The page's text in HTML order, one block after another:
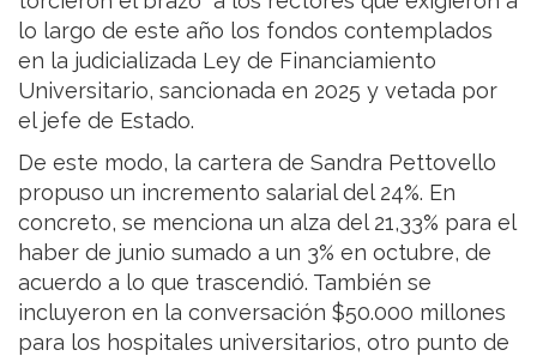
lo largo de este año los fondos contemplados
en la judicializada Ley de Financiamiento
Universitario, sancionada en 2025 y vetada por
el jefe de Estado.
De este modo, la cartera de Sandra Pettovello
propuso un incremento salarial del 24%. En
concreto, se menciona un alza del 21,33% para el
haber de junio sumado a un 3% en octubre, de
acuerdo a lo que trascendió. También se
incluyeron en la conversación $50.000 millones
para los hospitales universitarios, otro punto de